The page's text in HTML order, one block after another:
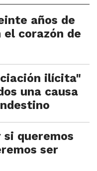
años de
corazón de
ilícita"
una causa
si queremos
ser